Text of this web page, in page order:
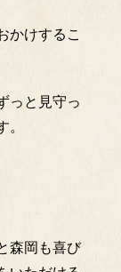
かけするこ
っと見守っ
。
森岡も喜び